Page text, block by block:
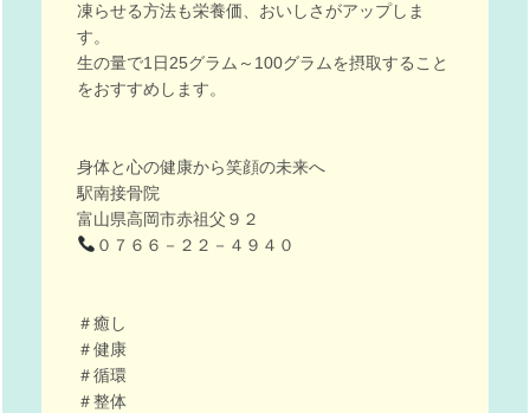
凍らせる方法も栄養価、おいしさがアップしま
す。
生の量で1日25グラム～100グラムを摂取すること
をおすすめします。
身体と心の健康から笑顔の未来へ
駅南接骨院
富山県高岡市赤祖父９２
０７６６－２２－４９４０
＃癒し
＃健康
＃循環
＃整体